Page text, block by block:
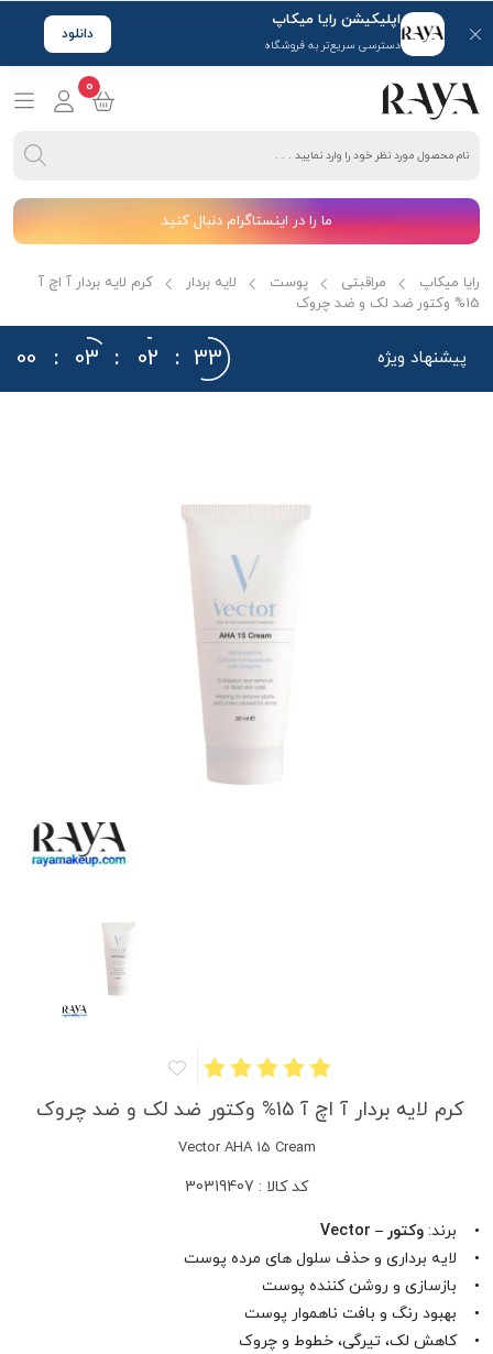
اپلیکیشن رایا میکاپ
دسترسی سریع‌تر به فروشگاه
دانلود
0
ما را در اینستاگرام دنبال کنید
رایا میکاپ مراقبتی پوست لایه بردار
کرم لایه بردار آ اچ آ
15% وکتور ضد لک و ضد چروک
پیشنهاد ویژه 00 : 03 : 02 : 32
کرم لایه بردار آ اچ آ 15% وکتور ضد لک و ضد چروک
Vector AHA 15 Cream
کد کالا : 30319407
• برند: وکتور – Vector
• لایه برداری و حذف سلول های مرده پوست
• بازسازی و روشن کننده پوست
• بهبود رنگ و بافت ناهموار پوست
• کاهش لک، تیرگی، خطوط ‌و چروک